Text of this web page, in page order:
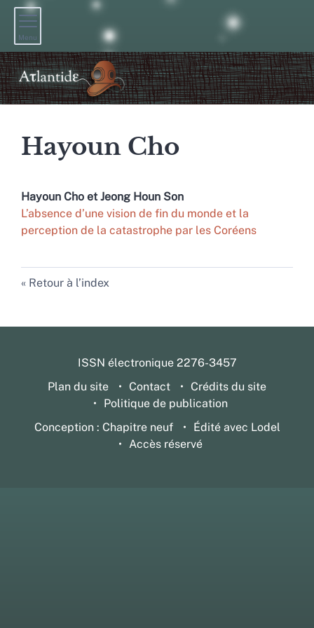
Menu
Hayoun Cho
Hayoun Cho et Jeong Houn Son
L’absence d’une vision de fin du monde et la
perception de la catastrophe par les Coréens
Retour à l’index
ISSN électronique 2276-3457
Plan du site
Contact
Crédits du site
Politique de publication
Conception : Chapitre neuf
Édité avec Lodel
Accès réservé